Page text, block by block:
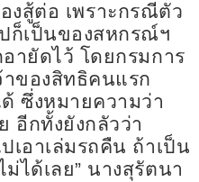
ต่อ เพราะกรณีตัว
ก็เป็นของสหกรณ์ฯ
ายัดไว้ โดยกรมการ
าของสิทธิคนแรก
ซึ่งหมายความว่า
อีกทั้งยังกลัวว่า
เอาเล่มรถคืน ถ้าเป็น
ได้เลย” นางสุรัตนา